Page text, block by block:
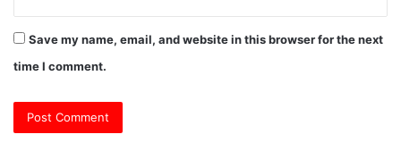
Save my name, email, and website in this browser for the next
time I comment.